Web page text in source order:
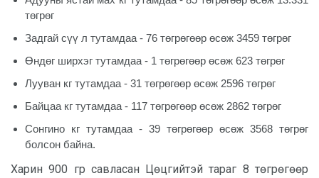
төгрөг
Задгай сүү л тутамдаа - 76 төгрөгөөр өсөж 3459 төгрөг
Өндөг ширхэг тутамдаа - 1 төгрөгөөр өсөж 623 төгрөг
Лууван кг тутамдаа - 31 төгрөгөөр өсөж 2596 төгрөг
Байцаа кг тутамдаа - 117 төгрөгөөр өсөж 2862 төгрөг
Сонгино кг тутамдаа - 39 төгрөгөөр өсөж 3568 төгрөг
болсон байна.
Харин 900 гр савласан Цөцгийтэй тараг 8 төгрөгөөр